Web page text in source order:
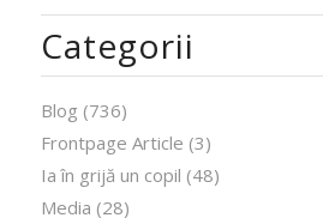
Categorii
Blog (736)
Frontpage Article (3)
Ia în grijă un copil (48)
Media (28)